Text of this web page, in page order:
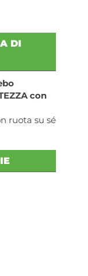
DI
con
ruota su sé